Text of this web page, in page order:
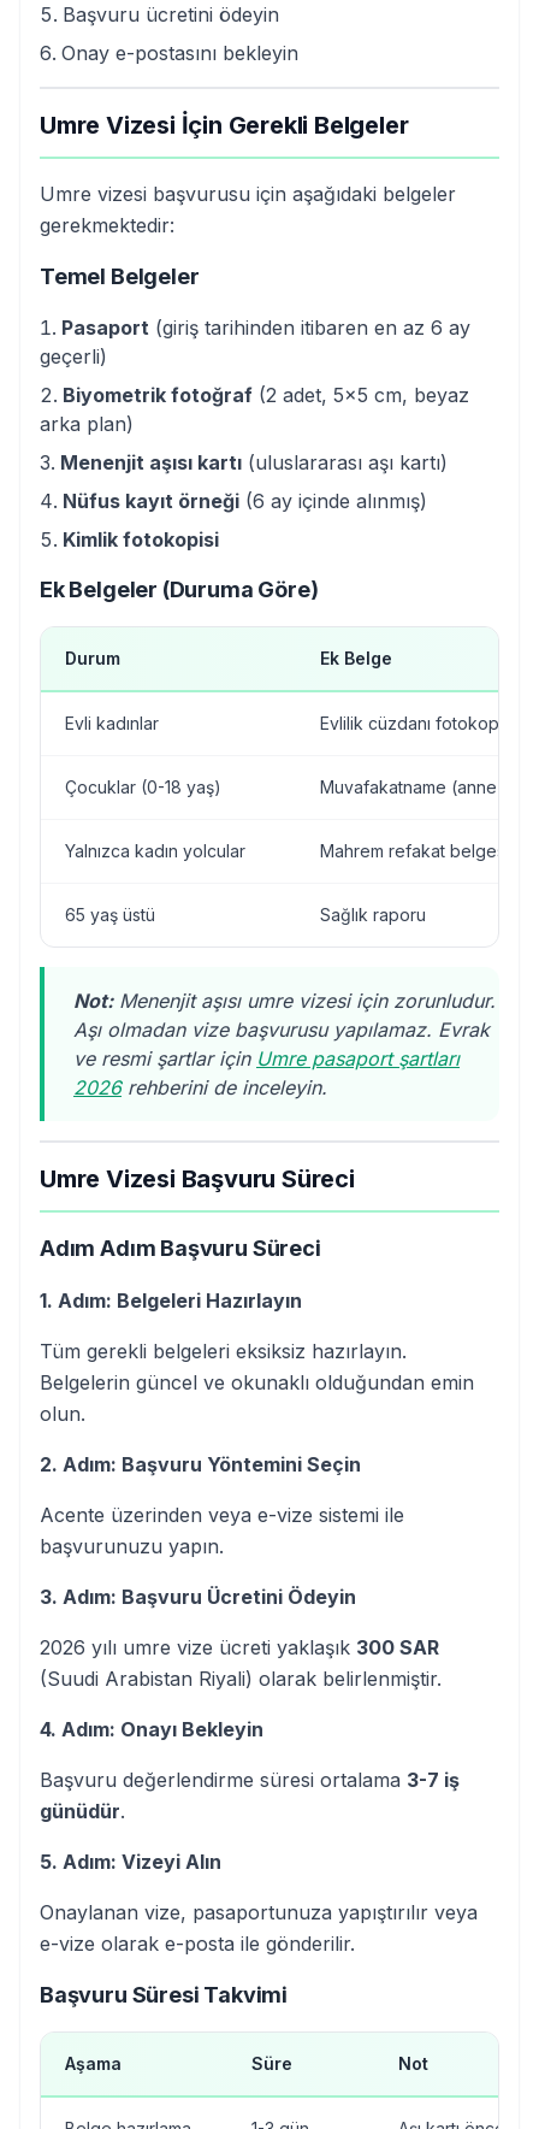
Başvuru ücretini ödeyin
Onay e-postasını bekleyin
Umre Vizesi İçin Gerekli Belgeler
Umre vizesi başvurusu için aşağıdaki belgeler
gerekmektedir:
Temel Belgeler
Pasaport (giriş tarihinden itibaren en az 6 ay
geçerli)
Biyometrik fotoğraf (2 adet, 5x5 cm, beyaz
arka plan)
Menenjit aşısı kartı (uluslararası aşı kartı)
Nüfus kayıt örneği (6 ay içinde alınmış)
Kimlik fotokopisi
Ek Belgeler (Duruma Göre)
Durum Ek Belge
Evli kadınlar Evlilik cüzdanı fotokopisi
Çocuklar (0-18 yaş) Muvafakatname (anne-
Yalnızca kadın yolcular Mahrem refakat belgesi
65 yaş üstü Sağlık raporu
Not:Menenjit aşısı umre vizesi için zorunludur.
Aşı olmadan vize başvurusu yapılamaz. Evrak
ve resmi şartlar için Umre pasaport şartları
2026rehberini de inceleyin.
Umre Vizesi Başvuru Süreci
Adım Adım Başvuru Süreci
1. Adım: Belgeleri Hazırlayın
Tüm gerekli belgeleri eksiksiz hazırlayın.
Belgelerin güncel ve okunaklı olduğundan emin
olun.
2. Adım: Başvuru Yöntemini Seçin
Acente üzerinden veya e-vize sistemi ile
başvurunuzu yapın.
3. Adım: Başvuru Ücretini Ödeyin
2026 yılı umre vize ücreti yaklaşık 300 SAR
(Suudi Arabistan Riyali) olarak belirlenmiştir.
4. Adım: Onayı Bekleyin
Başvuru değerlendirme süresi ortalama 3-7 iş
günüdür.
5. Adım: Vizeyi Alın
Onaylanan vize, pasaportunuza yapıştırılır veya
e-vize olarak e-posta ile gönderilir.
Başvuru Süresi Takvimi
Aşama Süre Not